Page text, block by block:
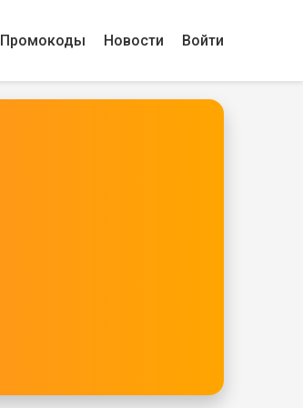
Промокоды Новости Войти